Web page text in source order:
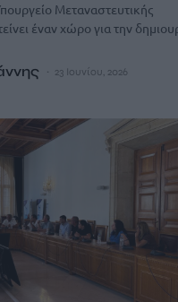
Μεταναστευτικής
έναν χώρο για την
23 Ιουνίου, 2026